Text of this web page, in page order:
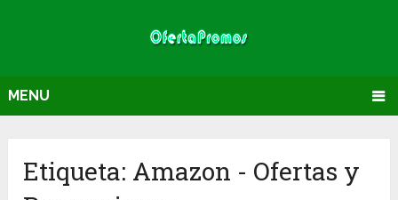
MENU
Etiqueta: Amazon - Ofertas y